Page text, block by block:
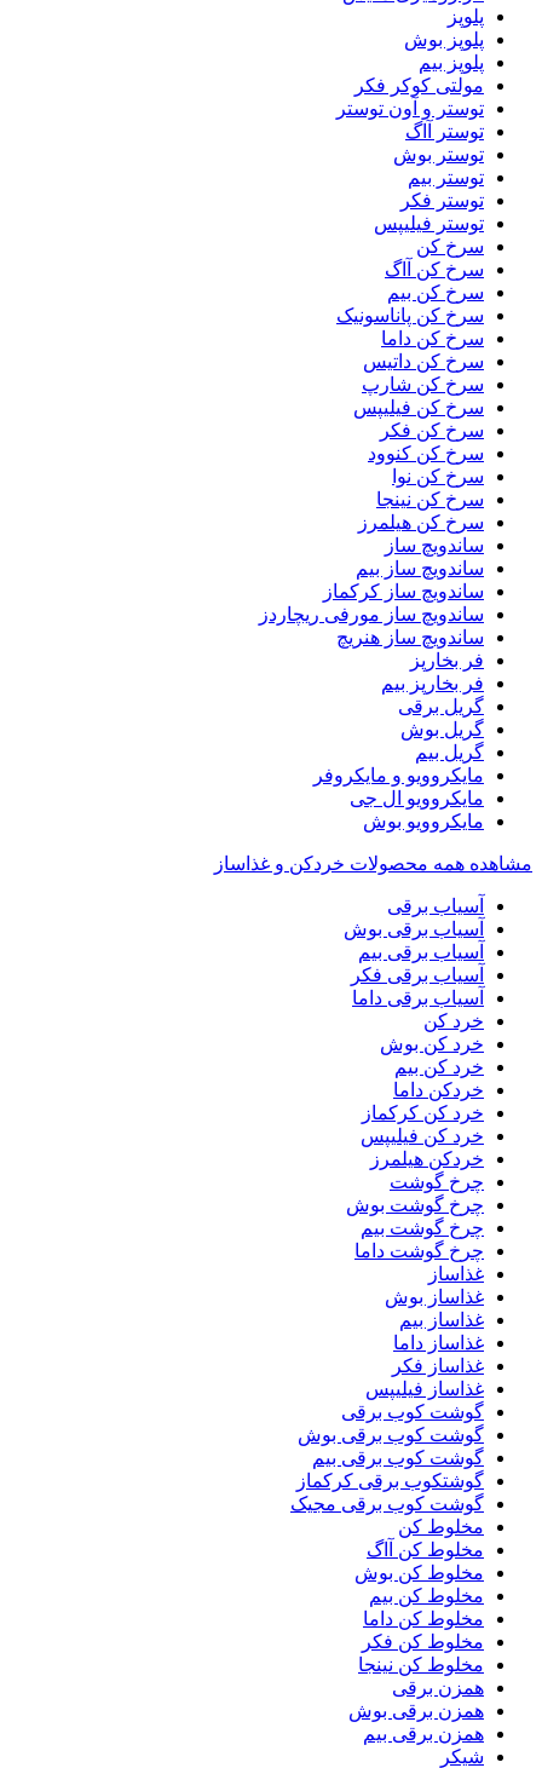
پلوپز
پلوپز بوش
پلوپز بیم
مولتی کوکر فکر
توستر و آون توستر
توستر آاگ
توستر بوش
توستر بیم
توستر فکر
توستر فیلیپس
سرخ کن
سرخ کن آاگ
سرخ کن بیم
سرخ کن پاناسونیک
سرخ کن داما
سرخ کن داتیس
سرخ کن شارپ
سرخ کن فیلیپس
سرخ کن فکر
سرخ کن کنوود
سرخ کن نوا
سرخ کن نینجا
سرخ کن هیلمرز
ساندویچ ساز
ساندویچ ساز بیم
ساندویچ ساز کرکماز
ساندویچ ساز مورفی ریچاردز
ساندویچ ساز هنریچ
فر بخارپز
فر بخارپز بیم
گریل برقی
گریل بوش
گریل بیم
مایکروویو و مایکروفر
مایکروویو ال جی
مایکروویو بوش
مشاهده همه محصولات خردکن و غذاساز
آسیاب برقی
آسیاب برقی بوش
آسیاب برقی بیم
آسیاب برقی فکر
آسیاب برقی داما
خرد کن
خرد کن بوش
خرد کن بیم
خردکن داما
خرد کن کرکماز
خرد کن فیلیپس
خردکن هیلمرز
چرخ گوشت
چرخ گوشت بوش
چرخ گوشت بیم
چرخ گوشت داما
غذاساز
غذاساز بوش
غذاساز بیم
غذاساز داما
غذاساز فکر
غذاساز فیلیپس
گوشت کوب برقی
گوشت کوب برقی بوش
گوشت کوب برقی بیم
گوشتکوب برقی کرکماز
گوشت کوب برقی مجیک
مخلوط کن
مخلوط کن آاگ
مخلوط کن بوش
مخلوط کن بیم
مخلوط کن داما
مخلوط کن فکر
مخلوط کن نینجا
همزن برقی
همزن برقی بوش
همزن برقی بیم
شیکر